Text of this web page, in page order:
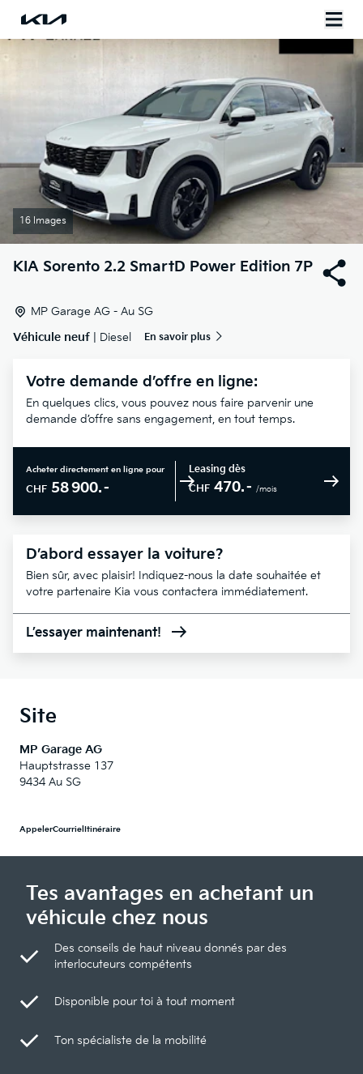
16 Images
KIA Sorento 2.2 SmartD Power Edition 7P
MP Garage AG - Au SG
Véhicule neuf | Diesel En savoir plus
Votre demande d’offre en ligne:
En quelques clics, vous pouvez nous faire parvenir une
demande d’offre sans engagement, en tout temps.
Acheter directement en ligne pour
CHF 58 900.–
Leasing dès
CHF 470.– /mois
D’abord essayer la voiture?
Bien sûr, avec plaisir! Indiquez-nous la date souhaitée et
votre partenaire Kia vous contactera immédiatement.
L’essayer maintenant!
Site
MP Garage AG
Hauptstrasse 137
9434 Au SG
AppelerCourriel Itinéraire
Tes avantages en achetant un
véhicule chez nous
Des conseils de haut niveau donnés par des
interlocuteurs compétents
Disponible pour toi à tout moment
Ton spécialiste de la mobilité